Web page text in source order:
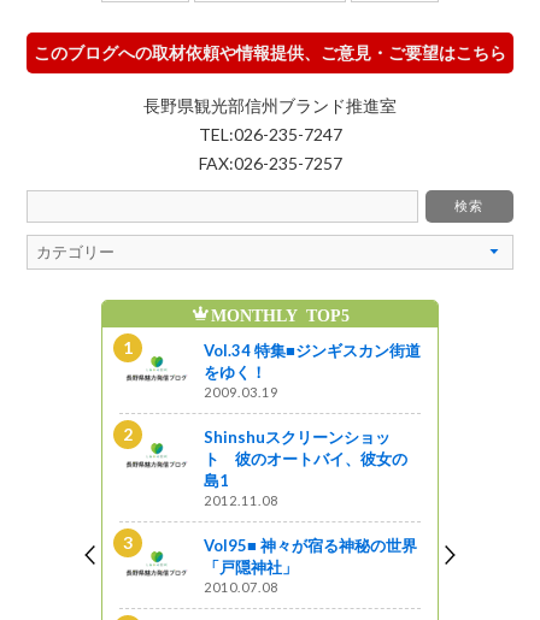
このブログへの取材依頼や情報提供、ご意見・ご要望はこちら
長野県観光部信州ブランド推進室
TEL:026-235-7247
FAX:026-235-7257
MONTHLY TOP5
Vol.34 特集■ジンギスカン街道
をゆく！
2009.03.19
Shinshuスクリーンショッ
ト 彼のオートバイ、彼女の
島1
2012.11.08
Vol95■ 神々が宿る神秘の世界
「戸隠神社」
2010.07.08